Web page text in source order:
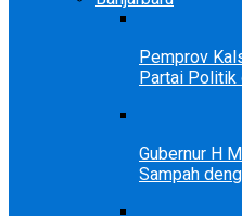
Pemprov
Partai Politik
Gubernur H
Sampah